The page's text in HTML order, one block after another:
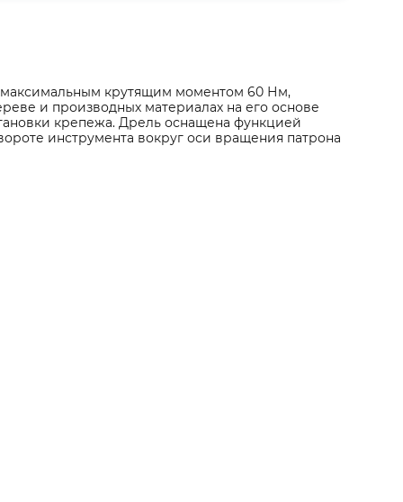
максимальным крутящим моментом 60 Нм,
и производных материалах на его основе
крепежа. Дрель оснащена функцией
инструмента вокруг оси вращения патрона